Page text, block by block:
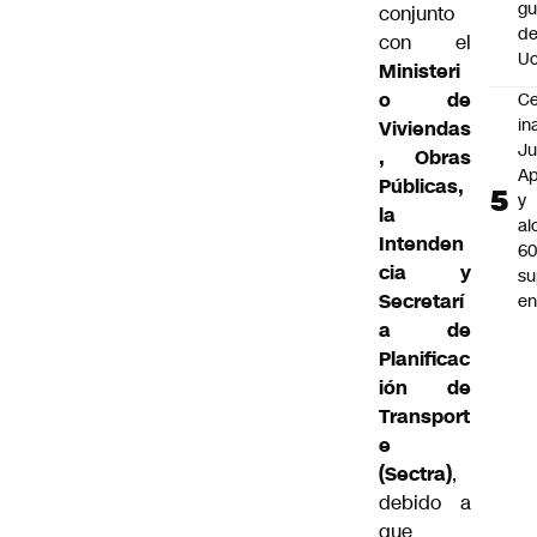
conjunto
con el
Ministeri
o de
Viviendas
, Obras
Públicas,
la
Intenden
cia y
Secretarí
a de
Planificac
ión de
Transport
e
(Sectra),
debido a
que
de
y
60